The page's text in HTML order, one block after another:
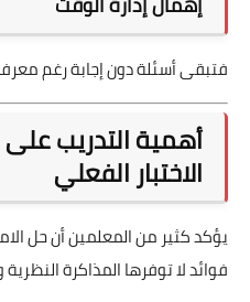
فتبقى أسئلة دون إجابة رغم
أهمية التدريب على
الاختبار الفعلي
يؤكد كثير من المعلمين أن حل
فوائد لا توفرها المذاكرة